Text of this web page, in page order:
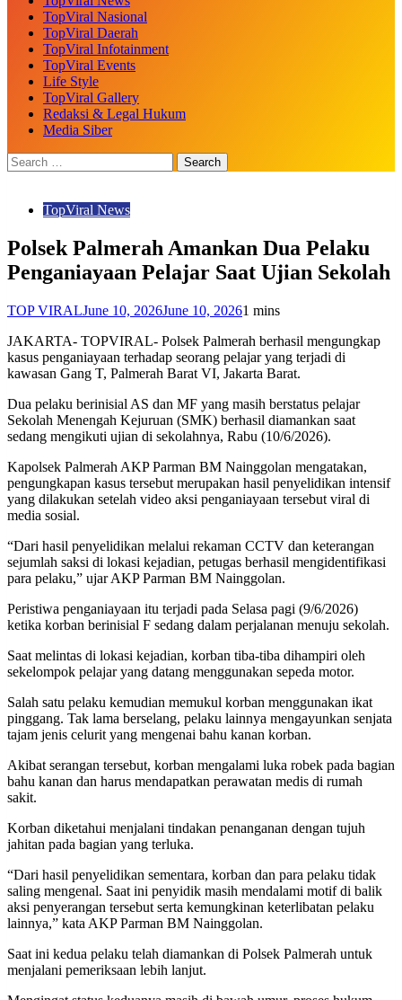
TopViral Nasional
TopViral Daerah
TopViral Infotainment
TopViral Events
Life Style
TopViral Gallery
Redaksi & Legal Hukum
Media Siber
TopViral News
Polsek Palmerah Amankan Dua Pelaku
Penganiayaan Pelajar Saat Ujian Sekolah
TOP VIRALJune 10, 2026June 10, 20261 mins
JAKARTA- TOPVIRAL- Polsek Palmerah berhasil mengungkap
kasus penganiayaan terhadap seorang pelajar yang terjadi di
kawasan Gang T, Palmerah Barat VI, Jakarta Barat.
Dua pelaku berinisial AS dan MF yang masih berstatus pelajar
Sekolah Menengah Kejuruan (SMK) berhasil diamankan saat
sedang mengikuti ujian di sekolahnya, Rabu (10/6/2026).
Kapolsek Palmerah AKP Parman BM Nainggolan mengatakan,
pengungkapan kasus tersebut merupakan hasil penyelidikan intensif
yang dilakukan setelah video aksi penganiayaan tersebut viral di
media sosial.
“Dari hasil penyelidikan melalui rekaman CCTV dan keterangan
sejumlah saksi di lokasi kejadian, petugas berhasil mengidentifikasi
para pelaku,” ujar AKP Parman BM Nainggolan.
Peristiwa penganiayaan itu terjadi pada Selasa pagi (9/6/2026)
ketika korban berinisial F sedang dalam perjalanan menuju sekolah.
Saat melintas di lokasi kejadian, korban tiba-tiba dihampiri oleh
sekelompok pelajar yang datang menggunakan sepeda motor.
Salah satu pelaku kemudian memukul korban menggunakan ikat
pinggang. Tak lama berselang, pelaku lainnya mengayunkan senjata
tajam jenis celurit yang mengenai bahu kanan korban.
Akibat serangan tersebut, korban mengalami luka robek pada bagian
bahu kanan dan harus mendapatkan perawatan medis di rumah
sakit.
Korban diketahui menjalani tindakan penanganan dengan tujuh
jahitan pada bagian yang terluka.
“Dari hasil penyelidikan sementara, korban dan para pelaku tidak
saling mengenal. Saat ini penyidik masih mendalami motif di balik
aksi penyerangan tersebut serta kemungkinan keterlibatan pelaku
lainnya,” kata AKP Parman BM Nainggolan.
Saat ini kedua pelaku telah diamankan di Polsek Palmerah untuk
menjalani pemeriksaan lebih lanjut.